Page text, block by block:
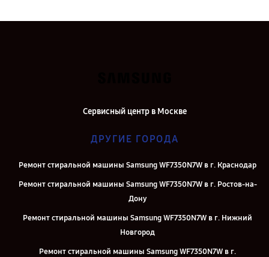
Сервисный центр в Москве
ДРУГИЕ ГОРОДА
Ремонт стиральной машины Samsung WF7350N7W в г. Краснодар
Ремонт стиральной машины Samsung WF7350N7W в г. Ростов-на-
Дону
Ремонт стиральной машины Samsung WF7350N7W в г. Нижний
Новгород
Ремонт стиральной машины Samsung WF7350N7W в г.